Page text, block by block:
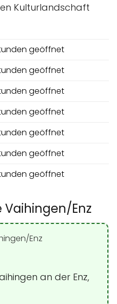
Kulturlandschaft
geöffnet
geöffnet
geöffnet
geöffnet
geöffnet
geöffnet
geöffnet
Enz
an der Enz,